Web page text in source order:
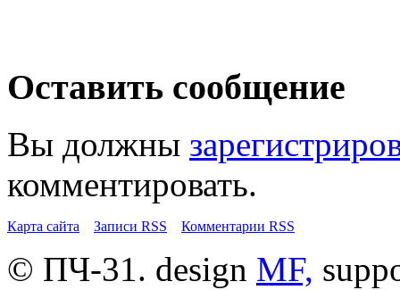
Оставить сообщение
Вы должны
комментировать.
Карта сайта Записи RSS Комментарии RSS
© ПЧ-31. design MF,